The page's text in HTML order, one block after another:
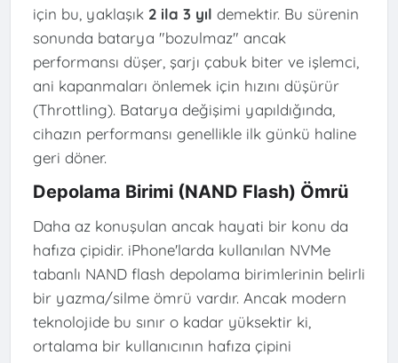
için bu, yaklaşık 2 ila 3 yıl demektir. Bu sürenin
sonunda batarya "bozulmaz" ancak
performansı düşer, şarjı çabuk biter ve işlemci,
ani kapanmaları önlemek için hızını düşürür
(Throttling). Batarya değişimi yapıldığında,
cihazın performansı genellikle ilk günkü haline
geri döner.
Depolama Birimi (NAND Flash) Ömrü
Daha az konuşulan ancak hayati bir konu da
hafıza çipidir. iPhone'larda kullanılan NVMe
tabanlı NAND flash depolama birimlerinin belirli
bir yazma/silme ömrü vardır. Ancak modern
teknolojide bu sınır o kadar yüksektir ki,
ortalama bir kullanıcının hafıza çipini